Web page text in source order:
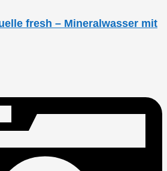
fresh – Mineralwasser mit